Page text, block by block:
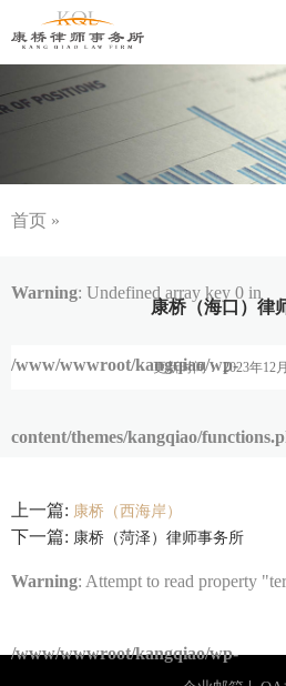
关于康
康桥文
康桥党
业务领
社会责
康桥出版
首页 »
Warning: Undefined array key 0 in
/www/wwwroot/kangqiao/wp-
content/themes/kangqiao/
Warning: Attempt to read property
/www/wwwroot/kangqiao/wp-
康桥（海口）律
更新时间： 2023年12
上一篇: 康桥（西海岸）
下一篇: 康桥（菏泽）律师事务所